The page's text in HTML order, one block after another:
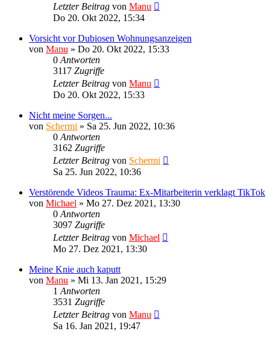
Letzter Beitrag von Manu
Do 20. Okt 2022, 15:34
Vorsicht vor Dubiosen Wohnungsanzeigen
von Manu » Do 20. Okt 2022, 15:33
0 Antworten
3117 Zugriffe
Letzter Beitrag von Manu
Do 20. Okt 2022, 15:33
Nicht meine Sorgen...
von Schermi » Sa 25. Jun 2022, 10:36
0 Antworten
3162 Zugriffe
Letzter Beitrag von Schermi
Sa 25. Jun 2022, 10:36
Verstörende Videos Trauma: Ex-Mitarbeiterin verklagt TikTok
von Michael » Mo 27. Dez 2021, 13:30
0 Antworten
3097 Zugriffe
Letzter Beitrag von Michael
Mo 27. Dez 2021, 13:30
Meine Knie auch kaputt
von Manu » Mi 13. Jan 2021, 15:29
1 Antworten
3531 Zugriffe
Letzter Beitrag von Manu
Sa 16. Jan 2021, 19:47